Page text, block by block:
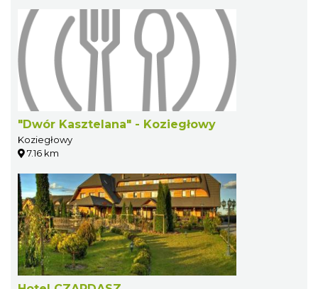
"Dwór Kasztelana" - Koziegłowy
Koziegłowy
7.16 km